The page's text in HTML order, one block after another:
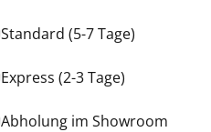
Standard (5-7 Tage)
Express (2-3 Tage)
Abholung im Showroom